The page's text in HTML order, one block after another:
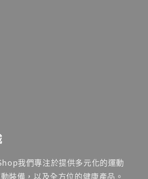
我們專注於提供多元化的運動
裝備，以及全方位的健康產品。